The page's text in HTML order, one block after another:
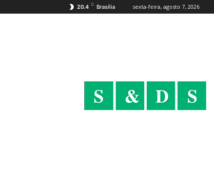
20.4 C Brasília sexta-feira, agosto 7, 2026